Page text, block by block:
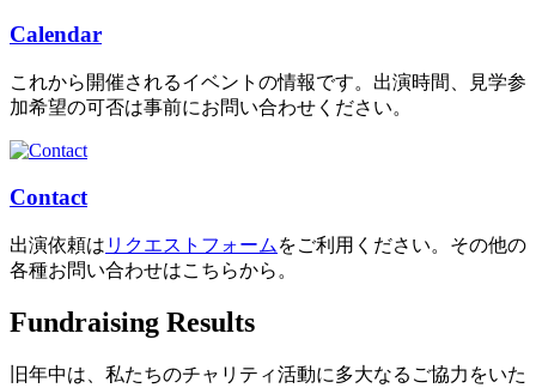
Calendar
これから開催されるイベントの情報です。出演時間、見学参
加希望の可否は事前にお問い合わせください。
Contact
出演依頼は リクエストフォーム をご利用ください。その他の
各種お問い合わせはこちらから。
Fundraising Results
旧年中は、私たちのチャリティ活動に多大なるご協力をいた